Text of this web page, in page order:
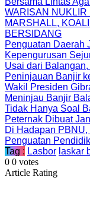
WARISAN NUKLIR
MARSHALL,
BERSIDANG
Penguatan Daerah
Kepengurusan
Usai dari
Peninjauan Banjir
Wakil Presiden
Meninjau Banjir
Tidak Hanya Soal
Peternak Dibuat
Di Hadapan
Penguatan
Tag : Lasbor laskar
0 0 votes
Article Rating